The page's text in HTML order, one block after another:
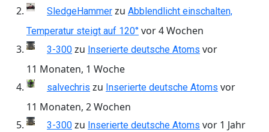
SledgeHammer zu Abblendlicht einschalten,
Temperatur steigt auf 120° vor 4 Wochen
3-300 zu Inserierte deutsche Atoms vor
11 Monaten, 1 Woche
salvechris zu Inserierte deutsche Atoms vor
11 Monaten, 2 Wochen
3-300 zu Inserierte deutsche Atoms vor 1 Jahr